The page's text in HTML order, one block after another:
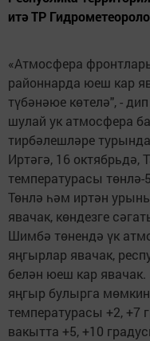
итә ТР
«Атмосфера
районнарда юеш кар
түбәнәюе көтелә", -
шулай ук атмосфера
тирбәлешләре
Иртәгә, 16 октябрьдә,
температурасы төнлә-
Төнлә һәм иртән
явачак, көндезге
Шимбә төнендә үк
яңгырлар явачак,
белән юеш кар
яңгыр булырга
температурасы +2, +7
вакытта +5, +10